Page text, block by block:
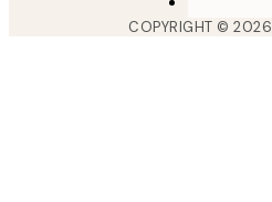
COPYRIGHT ©2026